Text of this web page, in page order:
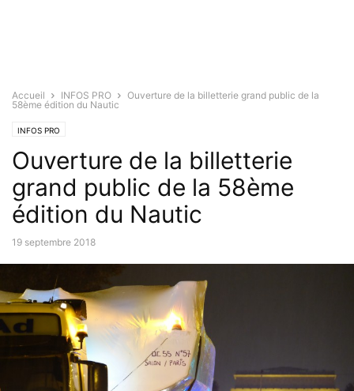
Accueil INFOS PRO
Ouverture de la billetterie grand public de la
58ème édition du Nautic
INFOS PRO
Ouverture de la billetterie
grand public de la 58ème
édition du Nautic
19 septembre 2018